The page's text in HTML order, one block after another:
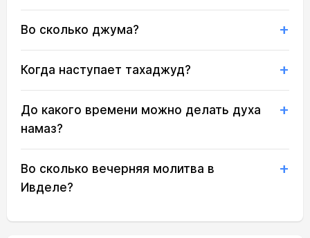
16, Вс 02:58 05:11 22:57
02:59 05:14 13:02 17:06 20:50 22:56
19, Ср 03:01 05:19 13:02 17:03 20:44 22:52
20, Чт 03:02 05:21 13:02 17:02 20:41 22:51
03:04 05:24
Во сколько джума?
Когда наступает тахаджуд?
До какого времени можно делать духа
намаз?
Во сколько вечерняя молитва в
Ивделе?